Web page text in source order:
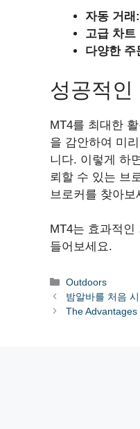
자동 거래:
고급 차트
다양한 주
성공적인
MT4를 최대한
을 감안하여 미
니다. 이렇게 하
뢰할 수 있는 브
브로커를 찾아보
MT4는 효과적
들어보세요.
Categories
Outdoors
밤알바를 처음
The